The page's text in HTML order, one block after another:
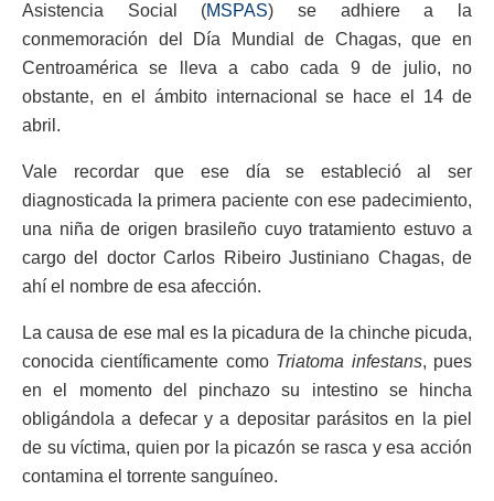
Asistencia Social (MSPAS) se adhiere a la
conmemoración del Día Mundial de Chagas, que en
Centroamérica se lleva a cabo cada 9 de julio, no
obstante, en el ámbito internacional se hace el 14 de
abril.
Vale recordar que ese día se estableció al ser
diagnosticada la primera paciente con ese padecimiento,
una niña de origen brasileño cuyo tratamiento estuvo a
cargo del doctor Carlos Ribeiro Justiniano Chagas, de
ahí el nombre de esa afección.
La causa de ese mal es la picadura de la chinche picuda,
conocida científicamente como Triatoma infestans, pues
en el momento del pinchazo su intestino se hincha
obligándola a defecar y a depositar parásitos en la piel
de su víctima, quien por la picazón se rasca y esa acción
contamina el torrente sanguíneo.